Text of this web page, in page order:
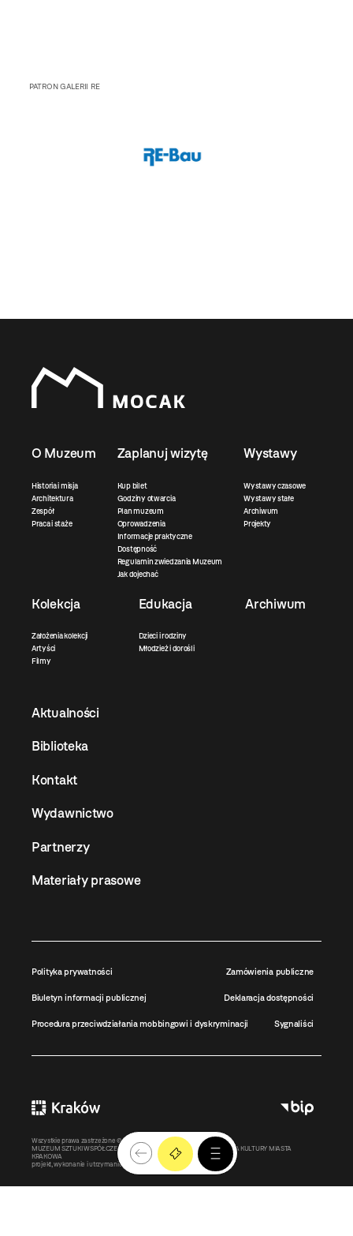
PATRON GALERII RE
O Muzeum
Historia i misja
Architektura
Zespół
Praca i staże
Zaplanuj wizytę
Kup bilet
Godziny otwarcia
Plan muzeum
Oprowadzenia
Informacje praktyczne
Dostępność
Regulamin zwiedzania Muzeum
Jak dojechać
Wystawy
Wystawy czasowe
Wystawy stałe
Archiwum
Projekty
Kolekcja
Założenia kolekcji
Artyści
Filmy
Edukacja
Dzieci i rodziny
Młodzież i dorośli
Archiwum
Aktualności
Biblioteka
Kontakt
Wydawnictwo
Partnerzy
Materiały prasowe
Polityka prywatności Zamówienia publiczne
Biuletyn informacji publicznej Deklaracja dostępności
Procedura przeciwdziałania mobbingowi i dyskryminacji Sygnaliści
Wszystkie prawa zastrzeżone ©MOCAK
2011-2026
MUZEUM SZTUKI WSPÓŁCZESNEJ W KRAKOWIE MOCAK – INSTYTUCJA KULTURY MIASTA
KRAKOWA
projekt, wykonanie i utrzymanie:
Bonjour.pl